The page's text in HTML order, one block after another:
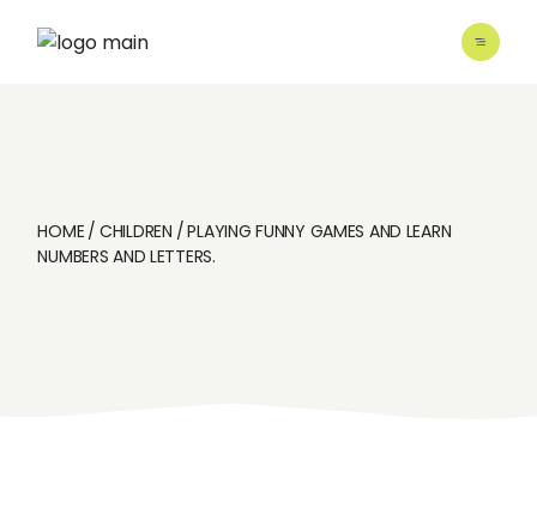
HOME CHILDREN
PLAYING FUNNY GAMES AND LEARN
NUMBERS AND LETTERS.